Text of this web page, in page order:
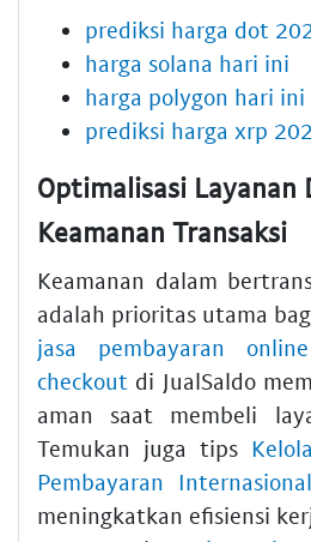
prediksi harga dot
harga solana hari ini
harga polygon hari ini
prediksi harga xrp
Optimalisasi Layanan
Keamanan Transaksi
Keamanan dalam
adalah prioritas utama
jasa pembayaran
checkout di JualSaldo
aman saat membeli
Temukan juga tips
Pembayaran
meningkatkan efisiensi